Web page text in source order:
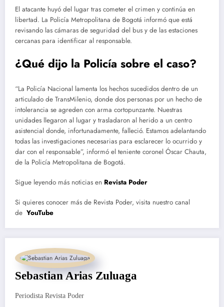
El atacante huyó del lugar tras cometer el crimen y continúa en
libertad. La Policía Metropolitana de Bogotá informó que está
revisando las cámaras de seguridad del bus y de las estaciones
cercanas para identificar al responsable.
¿Qué dijo la Policía sobre el caso?
“La Policía Nacional lamenta los hechos sucedidos dentro de un
articulado de TransMilenio, donde dos personas por un hecho de
intolerancia se agreden con arma cortopunzante. Nuestras
unidades llegaron al lugar y trasladaron al herido a un centro
asistencial donde, infortunadamente, falleció. Estamos adelantando
todas las investigaciones necesarias para esclarecer lo ocurrido y
dar con el responsable”, informó el teniente coronel Óscar Chauta,
de la Policía Metropolitana de Bogotá.
Sigue leyendo más noticias en Revista Poder
Si quieres conocer más de Revista Poder, visita nuestro canal
de YouTube
Sebastian Arias Zuluaga
Periodista Revista Poder